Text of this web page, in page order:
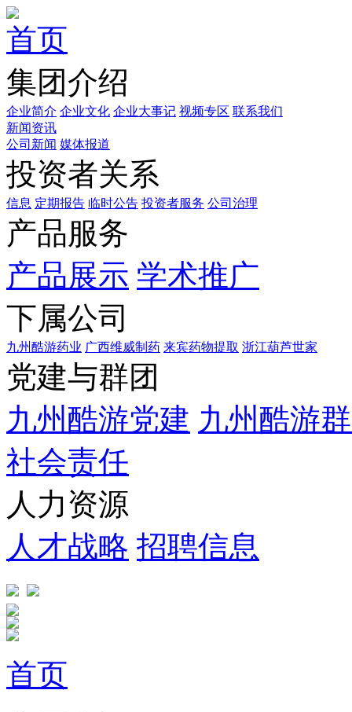
首页
集团介绍
企业简介 企业文化 企业⼤事记 视频专区 联系我们
新闻资讯
公司新闻 媒体报道
投资者关系
信息 定期报告 临时公告 投资者服务 公司治理
产品服务
产品展示 学术推广
下属公司
九州酷游药业 广西维威制药 来宾药物提取 浙江葫芦世家
党建与群团
九州酷游党建 九州酷游
社会责任
人力资源
人才战略 招聘信息
首页